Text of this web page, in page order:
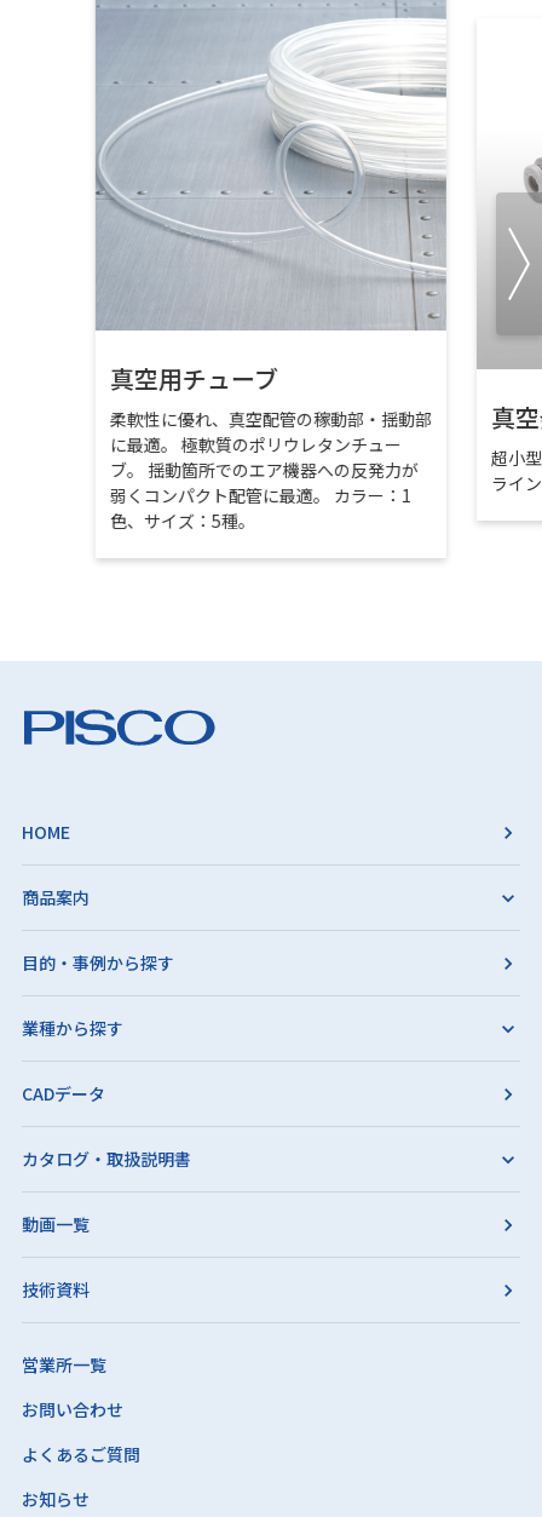
真空用チューブ
柔軟性に優れ、真空配管の稼動部・揺動部
に最適。 極軟質のポリウレタンチュー
ブ。 揺動箇所でのエア機器への反発力が
弱くコンパクト配管に最適。 カラー：1
色、サイズ：5種。
真
超小
ライ
HOME
商品案内
目的・事例から探す
業種から探す
CADデータ
カタログ・取扱説明書
動画一覧
技術資料
営業所一覧
お問い合わせ
よくあるご質問
お知らせ